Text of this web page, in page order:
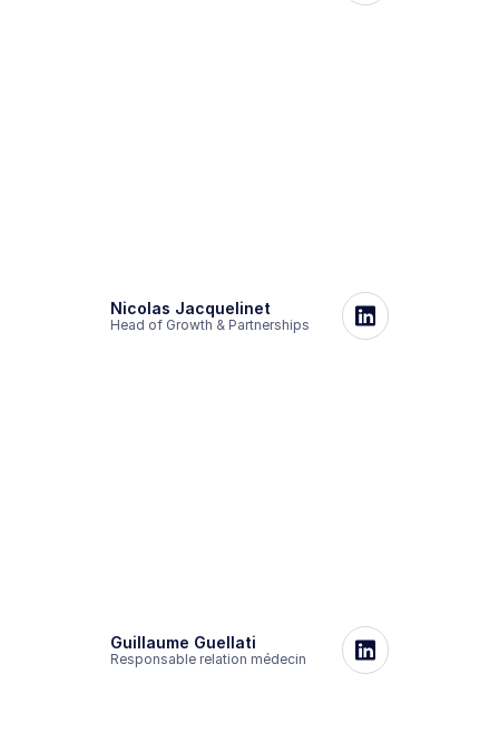
Nicolas Jacquelinet
Head of Growth & Partnerships
Guillaume Guellati
Responsable relation médecin